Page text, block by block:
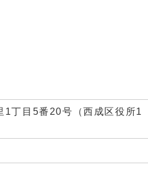
丁目5番20号（西成区役所1